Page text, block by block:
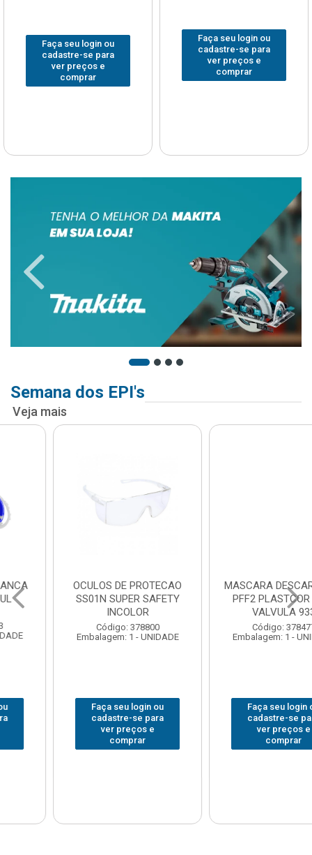
Faça seu login ou
cadastre-se para
ver preços e
comprar
Faça seu login ou
cadastre-se para
ver preços e
comprar
Semana dos EPI's
Veja mais
OCULOS DE PROTECAO
SS01N SUPER SAFETY
Código: 378800
Embalagem: 1 - UNIDADE
Faça seu login ou
cadastre-se para
ver preços e
MASCARA DESCARTAVEL
PFF2 PLASTCOR COM
VALVULA 933
Código: 378477
Embalagem: 1 - UNIDADE
Faça seu login ou
cadastre-se para
ver preços e